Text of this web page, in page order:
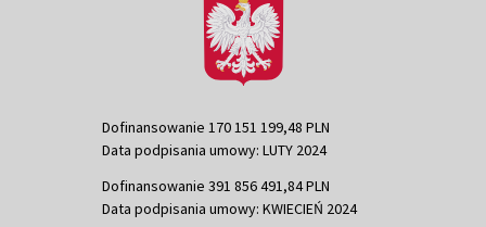
Dofinansowanie 170 151 199,48 PLN
Data podpisania umowy: LUTY 2024
Dofinansowanie 391 856 491,84 PLN
Data podpisania umowy: KWIECIEŃ 2024